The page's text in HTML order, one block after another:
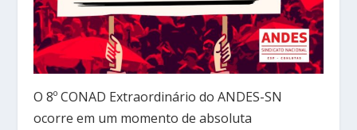
O 8º CONAD Extraordinário do ANDES-SN
ocorre em um momento de absoluta